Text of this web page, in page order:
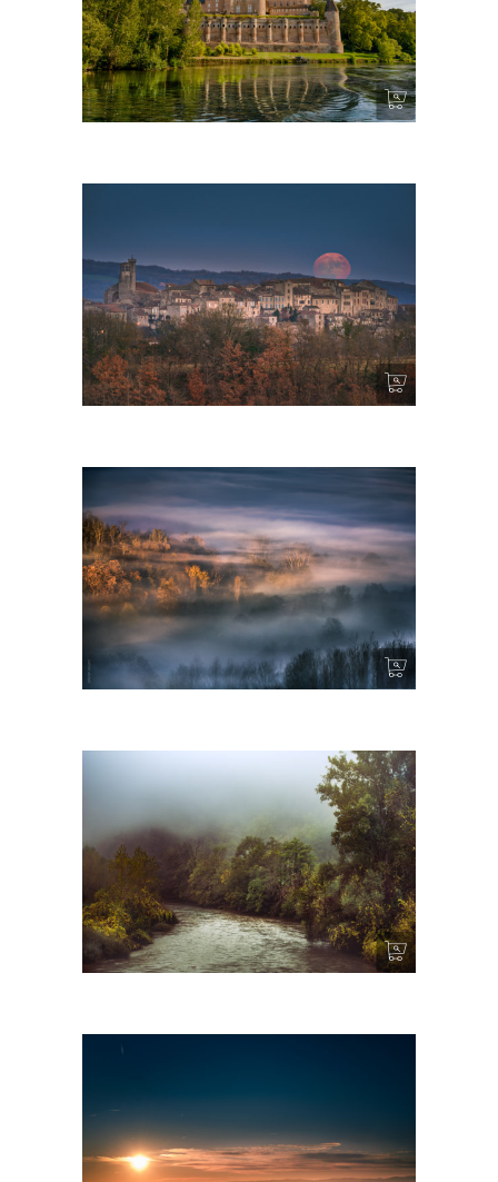
Sainte Cécile – Albi
Moonrise – Cordes sur Ciel
Brumes I – Cordes sur Ciel
Un sombre chemin